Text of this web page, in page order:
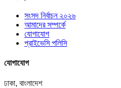
সংসদ নির্বাচন ২০২৬
আমাদের সম্পর্কে
যোগাযোগ
প্রাইভেসি পলিসি
যোগাযোগ
ঢাকা, বাংলাদেশ